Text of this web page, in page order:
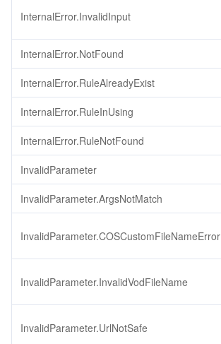
InternalError.InvalidInput
InternalError.NotFound
InternalError.RuleAlreadyExist
InternalError.RuleInUsing
InternalError.RuleNotFound
InvalidParameter
InvalidParameter.ArgsNotMatch
InvalidParameter.COSCustomFileNameError
InvalidParameter.InvalidVodFileName
InvalidParameter.UrlNotSafe